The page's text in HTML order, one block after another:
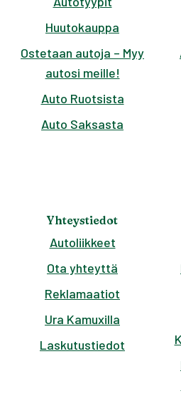
Huutokauppa
Ostetaan autoja – Myy
autosi meille!
Auto Ruotsista
Auto Saksasta
Yhteystiedot
Autoliikkeet
Ota yhteyttä
Reklamaatiot
Ura Kamuxilla
Laskutustiedot